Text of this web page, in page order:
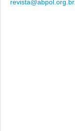
revista@abpol.org.br.